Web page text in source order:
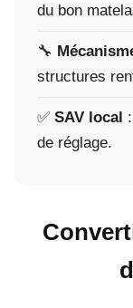
du bon
🔧
structures
✅ SAV local
de réglage.